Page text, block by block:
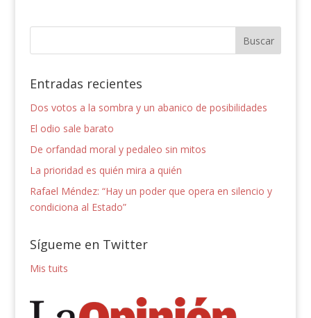
Entradas recientes
Dos votos a la sombra y un abanico de posibilidades
El odio sale barato
De orfandad moral y pedaleo sin mitos
La prioridad es quién mira a quién
Rafael Méndez: “Hay un poder que opera en silencio y
condiciona al Estado”
Sígueme en Twitter
Mis tuits